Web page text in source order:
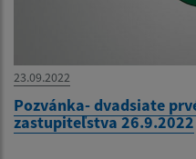
23.09.2022
Pozvánka- dvadsiate
zastupiteľstva 26.9.2022